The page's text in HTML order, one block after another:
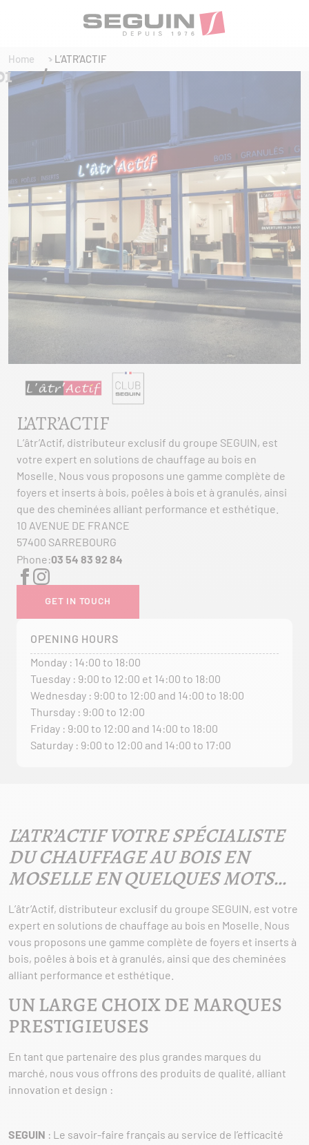
Home L’ATR’ACTIF
L’ATR’ACTIF
L’âtr’Actif, distributeur exclusif du groupe SEGUIN, est
votre expert en solutions de chauffage au bois en
Moselle. Nous vous proposons une gamme complète de
foyers et inserts à bois, poêles à bois et à granulés, ainsi
que des cheminées alliant performance et esthétique.
10 AVENUE DE FRANCE
57400 SARREBOURG
Phone:03 54 83 92 84
GET IN TOUCH
OPENING HOURS
Monday : 14:00 to 18:00
Tuesday : 9:00 to 12:00 et 14:00 to 18:00
Wednesday : 9:00 to 12:00 and 14:00 to 18:00
Thursday : 9:00 to 12:00
Friday : 9:00 to 12:00 and 14:00 to 18:00
Saturday : 9:00 to 12:00 and 14:00 to 17:00
L’ATR’ACTIFVOTRE SPÉCIALISTE
DU CHAUFFAGE AU BOIS EN
MOSELLEEN QUELQUES MOTS…
L’âtr’Actif, distributeur exclusif du groupe SEGUIN, est votre
expert en solutions de chauffage au bois en Moselle. Nous
vous proposons une gamme complète de foyers et inserts à
bois, poêles à bois et à granulés, ainsi que des cheminées
alliant performance et esthétique.
UN LARGE CHOIX DE MARQUES
PRESTIGIEUSES
En tant que partenaire des plus grandes marques du
marché, nous vous offrons des produits de qualité, alliant
innovation et design :
SEGUIN : Le savoir-faire français au service de l’efficacité